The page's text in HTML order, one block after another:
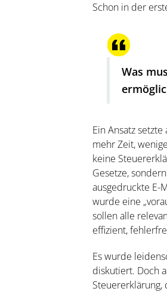
Schon in der
Was
Ein Ansatz
mehr Zeit,
keine
Gesetze,
ausgedruckte E-
wurde eine
sollen alle
effizient,
Es wurde
diskutiert. Doch